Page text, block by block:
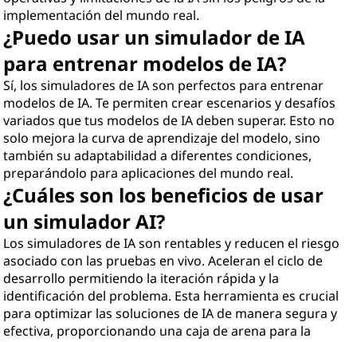
implementación del mundo real.
¿Puedo usar un simulador de IA
para entrenar modelos de IA?
Sí, los simuladores de IA son perfectos para entrenar
modelos de IA. Te permiten crear escenarios y desafíos
variados que tus modelos de IA deben superar. Esto no
solo mejora la curva de aprendizaje del modelo, sino
también su adaptabilidad a diferentes condiciones,
preparándolo para aplicaciones del mundo real.
¿Cuáles son los beneficios de usar
un simulador AI?
Los simuladores de IA son rentables y reducen el riesgo
asociado con las pruebas en vivo. Aceleran el ciclo de
desarrollo permitiendo la iteración rápida y la
identificación del problema. Esta herramienta es crucial
para optimizar las soluciones de IA de manera segura y
efectiva, proporcionando una caja de arena para la